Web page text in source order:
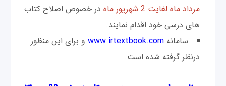
مرداد ماه لغایت 2 شهریور ماه
در خصوص اصلاح کتاب
های درسی خود اقدام نمایند.
سامانهwww.irtextbook.com و برای این منظور
درنظر گرفته شده است.